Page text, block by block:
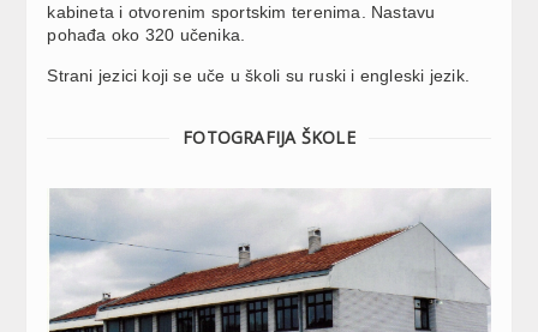
kabineta i otvorenim sportskim terenima. Nastavu
pohađa oko 320 učenika.
Strani jezici koji se uče u školi su ruski i engleski jezik.
FOTOGRAFIJA ŠKOLE